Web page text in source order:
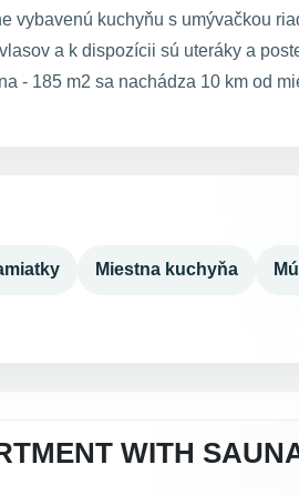
kuchyňu s umývačkou
a k dispozícii sú uteráky a
- 185 m2 sa nachádza 10 km od
Miestna kuchyňa
WITH